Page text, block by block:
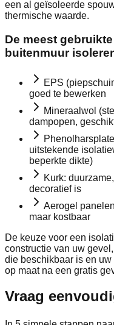
een al geïsoleerde
thermische waarde.
De meest
buitenmuur
EPS
goed te bewerken
Mineraalwol
dampopen,
uitstekende
beperkte dikte)
Kurk:
decoratief is
Aerogel
maar kostbaar
De keuze voor een
constructie van uw
die beschikbaar is en
op maat na een gratis
Vraag